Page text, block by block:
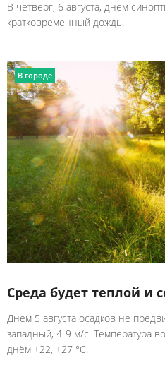
В четверг, 6 августа, днем
кратковременный дождь.
В городе
Среда будет теплой и
Днем 5 августа осадков не
западный, 4-9 м/с. Температура
днём +22, +27 °C.